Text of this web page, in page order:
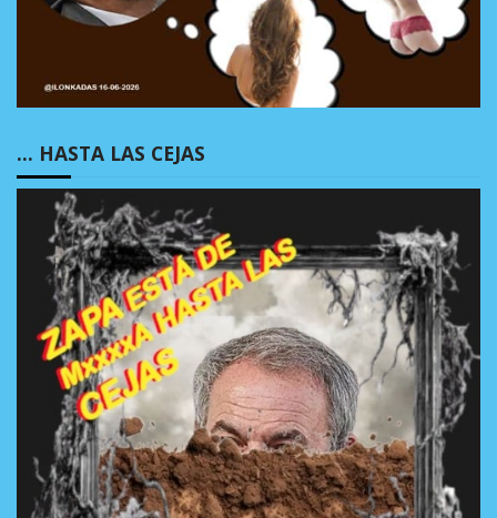
… HASTA LAS CEJAS